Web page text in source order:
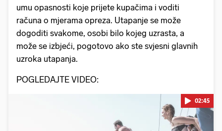
umu opasnosti koje prijete kupačima i voditi
računa o mjerama opreza. Utapanje se može
dogoditi svakome, osobi bilo kojeg uzrasta, a
može se izbjeći, pogotovo ako ste svjesni glavnih
uzroka utapanja.
POGLEDAJTE VIDEO:
02:45